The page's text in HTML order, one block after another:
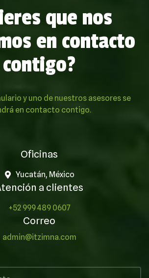
que nos
en contacto
contigo?
y uno de nuestros asesores se
en contacto contigo.
Oficinas
Yucatán, México
a clientes
+52 999 489 0607
Correo
admin@itzimna.com